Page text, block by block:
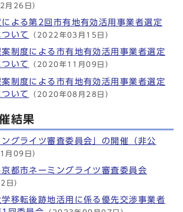
月26日）
よる第2回市有地有効活用事業者選定
いて
（2022年03月15日）
制度による市有地有効活用事業者選定
いて
（2020年11月09日）
制度による市有地有効活用事業者選定
いて
（2020年08月28日）
結果
ングライツ審査委員会」の開催（非公
月09日）
都市ネーミングライツ審査委員会
日）
移転後跡地活用に係る優先交渉事業者